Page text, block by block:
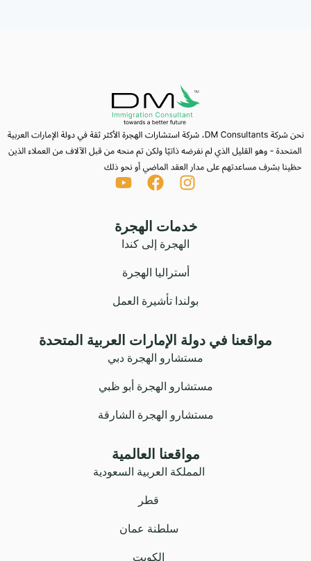
خدمات الهجرة
الهجرة إلى كندا
أستراليا الهجرة
بولندا تأشيرة العمل
مواقعنا في دولة الإمارات العربية المتحدة
مستشارو الهجرة دبي
مستشارو الهجرة أبو ظبي
مستشارو الهجرة الشارقة
مواقعنا العالمية
المملكة العربية السعودية
قطر
سلطنة عمان
الكويت